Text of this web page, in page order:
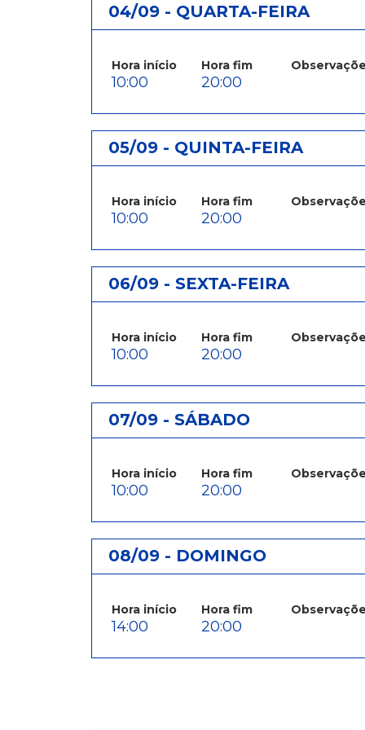
04/09 - QUARTA-FEIRA
Hora início Hora fim
10:00 20:00
05/09 - QUINTA-FEIRA
Hora início Hora fim
10:00 20:00
06/09 - SEXTA-FEIRA
Hora início Hora fim
10:00 20:00
07/09 - SÁBADO
Hora início Hora fim
10:00 20:00
08/09 - DOMINGO
Hora início Hora fim
14:00 20:00